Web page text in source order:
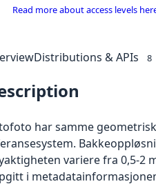
Read more about access levels
Distributions & APIs 8
har samme
variere fra 0,5-2
i